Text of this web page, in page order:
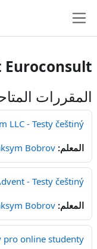
Euroconsult
المقررات
LLC - Testy češtiný
المعلم: Bobrov
- Testy češtiný
المعلم: Bobrov
pro online studenty